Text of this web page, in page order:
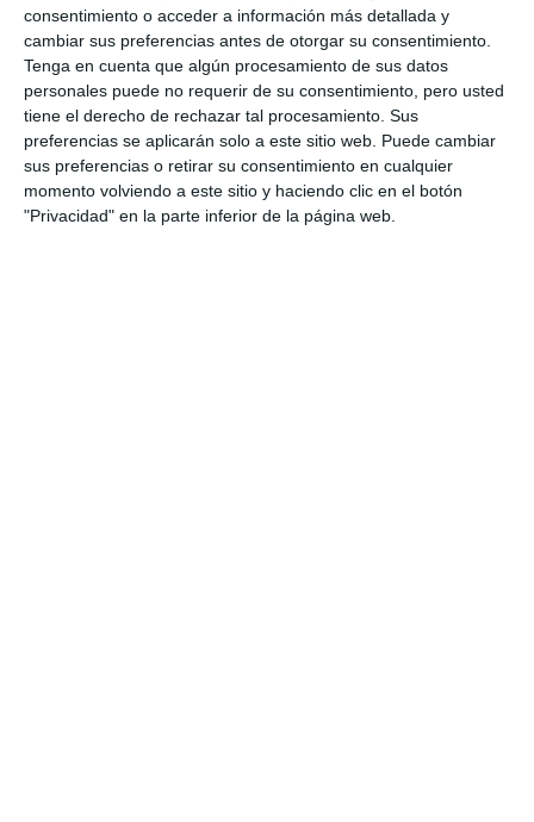
consentimiento o acceder a información más detallada y
cambiar sus preferencias antes de otorgar su consentimiento.
Tenga en cuenta que algún procesamiento de sus datos
personales puede no requerir de su consentimiento, pero usted
tiene el derecho de rechazar tal procesamiento. Sus
preferencias se aplicarán solo a este sitio web. Puede cambiar
sus preferencias o retirar su consentimiento en cualquier
momento volviendo a este sitio y haciendo clic en el botón
"Privacidad" en la parte inferior de la página web.